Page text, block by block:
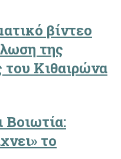
βίντεο
της
του Κιθαιρώνα
Βοιωτία:
το